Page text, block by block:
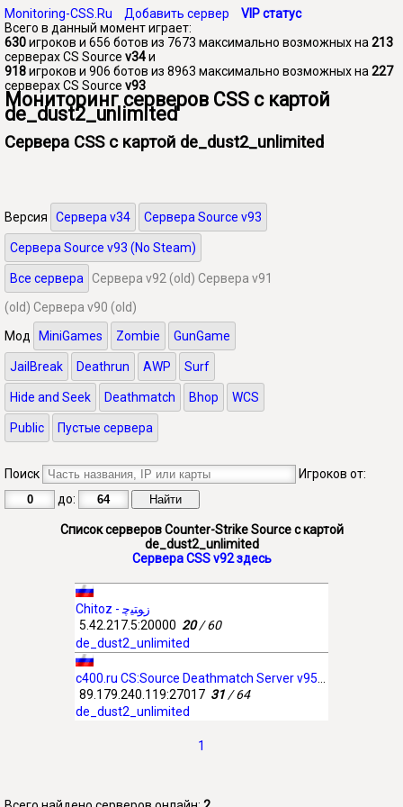
Monitoring-CSS.Ru Добавить сервер
VIP статус
Всего в данный момент играет:
630игроков и 656 ботов из 7673 максимально возможных на 213
серверах CS Source v34и
918игроков и 906 ботов из 8963 максимально возможных на 227
серверах CS Source v93
Мониторинг серверов CSS с картой
de_dust2_unlimited
Сервера CSS с картой de_dust2_unlimited
Версия Сервера v34 Сервера Source v93
Сервера Source v93 (No Steam)
Все сервера Сервера v92 (old) Сервера v91
(old) Сервера v90 (old)
Мод
MiniGames Zombie GunGame
JailBreak Deathrun AWP Surf
Hide and Seek Deathmatch Bhop WCS
Public Пустые сервера
Поиск
Игроков от:
до:
Список серверов Counter-Strike Source с картой
de_dust2_unlimited
Сервера CSS v92 здесь
Chitoz - ﺯﻮﺘﯿﭼ
5.42.217.5:20000 20/ 60
de_dust2_unlimited
89.179.240.119:27017 31 / 64
de_dust2_unlimited
1